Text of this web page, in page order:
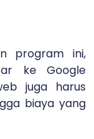
program ini,
ke Google
juga harus
biaya yang